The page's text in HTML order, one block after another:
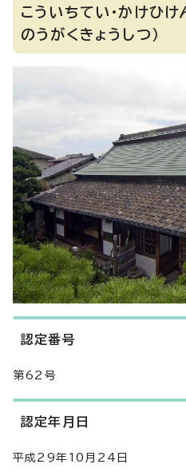
こういちてい・かけひけ
のうがくきょうしつ）
認定番号
第62号
認定年月日
平成29年10月24日